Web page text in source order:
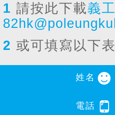
1 請按此下載義
2 或可填寫以下
姓名
電話